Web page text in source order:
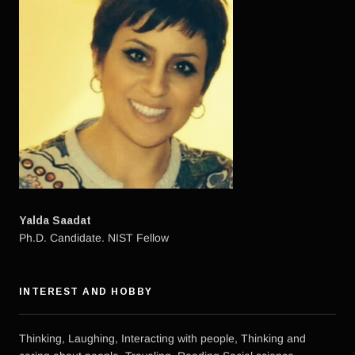
Yalda Saadat
Ph.D. Candidate. NIST Fellow
INTEREST AND HOBBY
Thinking, Laughing, Interacting with people, Thinking and